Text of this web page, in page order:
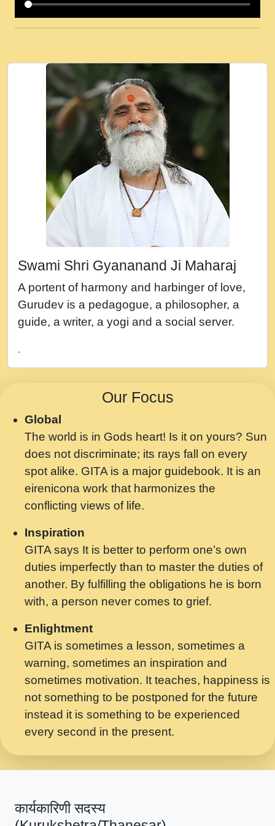
कई पकड क मर हथ र मह वदवन पहच दय! मह जन
Ki - Krishna Bhajan - New Bhajan 2020
#Ishwar Bhakti.mp3
जब से गीता ज्ञान पाया मैं बड़ी मस्ती में हूँ । 2018 -
Rishikesh - Ratan Ji Rasik.mp3
तन हल दल द सनव मड उतत सर रख क, नल रव त
गल लग जव त सर उतत हथ रख द!.mp3
तू कर प्रीतम से प्रीत, यूहीं दिन बीतते जाते हैं ।
2018 - Rishikesh - Swami Gyananand Ji
Maharaj.mp3
न म गवद गपल गद फर, पयर महन न रझद फर! shri
नह भरस रह लडडल... अपन खट करम क !!!! मह दद
सहर चरण क .....mp3
बगड नसब कसन सवर तर बगर Shri ravinandan
shastri ji maharaj.mp3
Chahe Ram Ho Chahe Shyam Ho.mp3
मझ अपन जवन बनन न आय, रठ हर क मनन न आय
Shri ravinandan shastri ji maharaj.mp3
मन अशांत मंत्र जाप - गीता प्रेरणा -Swami
Gyananand Ji Maharaj.mp3
मन बध लय परम वल कगन Special Shyam
Saawariya.mp3
मर गनय न अपरध लडडल शर रध.... Shri
ravinandan shastri ji maharaj.mp3
मेरे मन हरी का ध्यान लगा - भजन भाव - 2018 -
Rishikesh - Swami Gyananand Ji
Maharaj.mp3
यह हसरत तलब ह नकज कमर Yahi Hasraten
Talab Hai Bhav Pravah #bhajan.mp3
लडल ज बल ल क ज न लग Sadhvi Purnima Ji
7.9.2021 जवल नगर दलल #बसर.mp3
सख भ मझ पयर ह दख भ मझ पयर ह!छड म कस दत
सपरहट भजन 2021 - तर अखय ह जद भर बहर ज म
सपरहट शयम भजन - जय जय शयम जय जय शयम
Swami Shri Gyananand Ji Maharaj
A portent of harmony and harbinger of love,
Gurudev is a pedagogue, a philosopher, a
guide, a writer, a yogi and a social server.
.
Our Focus
Global
The world is in Gods heart! Is it on yours? Sun
does not discriminate; its rays fall on every
spot alike. GITA is a major guidebook. It is an
eirenicona work that harmonizes the
conflicting views of life.
Inspiration
GITA says It is better to perform one’s own
duties imperfectly than to master the duties of
another. By fulfilling the obligations he is born
with, a person never comes to grief.
Enlightment
GITA is sometimes a lesson, sometimes a
warning, sometimes an inspiration and
sometimes motivation. It teaches, happiness is
not something to be postponed for the future
instead it is something to be experienced
every second in the present.
कार्यकारिणी सदस्य